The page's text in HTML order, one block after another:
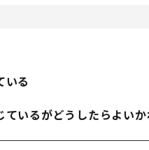
いる
ているがどうしたらよい